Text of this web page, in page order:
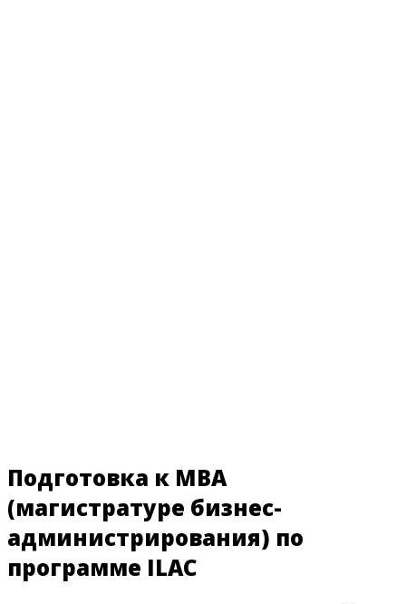
Подготовка к MBA
(магистратуре бизнес-
администрирования) по
программе ILAC